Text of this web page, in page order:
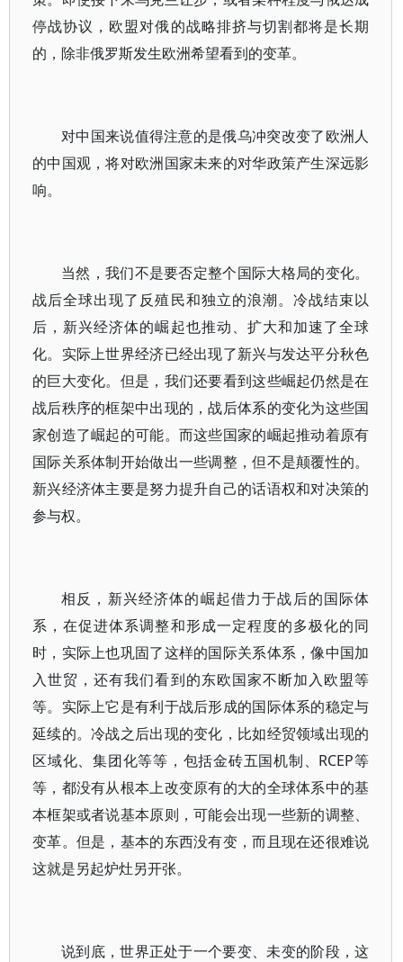
停战协议，欧盟对俄的战略排挤与切割都将是长期
的，除非俄罗斯发生欧洲希望看到的变革。
对中国来说值得注意的是俄乌冲突改变了欧洲人
的中国观，将对欧洲国家未来的对华政策产生深远影
响。
当然，我们不是要否定整个国际大格局的变化。
战后全球出现了反殖民和独立的浪潮。冷战结束以
后，新兴经济体的崛起也推动、扩大和加速了全球
化。实际上世界经济已经出现了新兴与发达平分秋色
的巨大变化。但是，我们还要看到这些崛起仍然是在
战后秩序的框架中出现的，战后体系的变化为这些国
家创造了崛起的可能。而这些国家的崛起推动着原有
国际关系体制开始做出一些调整，但不是颠覆性的。
新兴经济体主要是努力提升自己的话语权和对决策的
参与权。
相反，新兴经济体的崛起借力于战后的国际体
系，在促进体系调整和形成一定程度的多极化的同
时，实际上也巩固了这样的国际关系体系，像中国加
入世贸，还有我们看到的东欧国家不断加入欧盟等
等。实际上它是有利于战后形成的国际体系的稳定与
延续的。冷战之后出现的变化，比如经贸领域出现的
区域化、集团化等等，包括金砖五国机制、RCEP等
等，都没有从根本上改变原有的大的全球体系中的基
本框架或者说基本原则，可能会出现一些新的调整、
变革。但是，基本的东西没有变，而且现在还很难说
这就是另起炉灶另开张。
说到底，世界正处于一个要变、未变的阶段，这